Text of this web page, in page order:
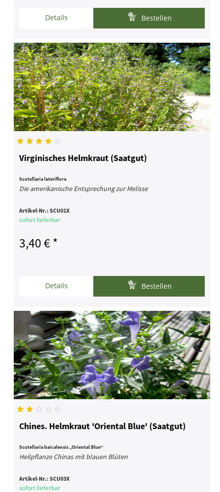
Details Bestellen
Virginisches Helmkraut (Saatgut)
Scutellaria lateriflora
Die amerikanische Entsprechung zur Melisse
Artikel-Nr.:SCU01X
sofort lieferbar
3,40 € *
Details Bestellen
Chines. Helmkraut 'Oriental Blue' (Saatgut)
Scutellaria baicalensis „Oriental Blue“
Heilpflanze Chinas mit blauen Blüten
Artikel-Nr.:SCU03X
sofort lieferbar